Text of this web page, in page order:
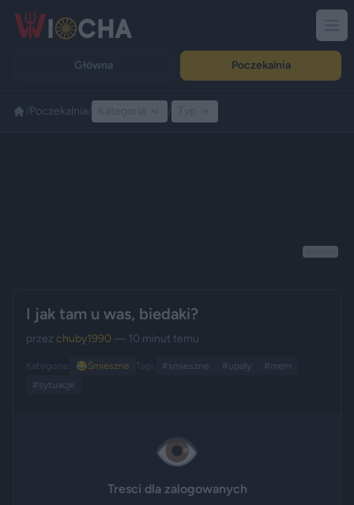
Główna Poczekalnia
Poczekalnia
I jak tam u was, biedaki?
przez chuby1990 — 10 minut temu
Kategoria: 😂Śmieszne Tagi: #smieszne #upały
#mem
#sytuacje
👁️
Tresci dla zalogowanych